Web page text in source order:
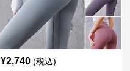
¥2,740 (税込)